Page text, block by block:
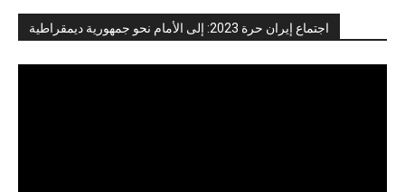
اجتماع إيران حرة 2023: إلى الأمام نحو جمهورية ديمقراطية